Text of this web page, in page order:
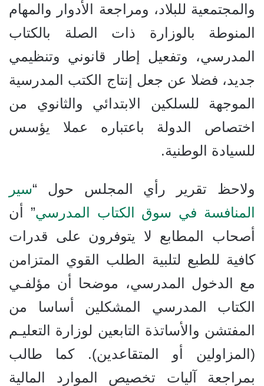
والمجتمعية للبلاد، ومراجعة الأدوار والمهام
المنوطة بالوزارة ذات الصلة بالكتاب
المدرسي، وتفعيل إطار قانوني وتنظيمي
جديد، فضلا عن جعل إنتاج الكتب المدرسية
الموجهة للسلكين الابتدائي والثانوي من
اختصاص الدولة باعتباره عملا يؤسس
للسيادة الوطنية.
ولاحظ تقرير رأي المجلس حول “سير
المنافسة في سوق الكتاب المدرسي” أن
أصحاب المطابع لا يتوفرون على قدرات
كافية للطبع لتلبية الطلب القوي المتزامن
مع الدخول المدرسي، موضحا أن مؤلفـي
الكتاب المدرسي المشكلين أساسا من
المفتشن والأساتذة التابعين لوزارة التعليـم
(المزاولين أو المتقاعدين). كما طالب
بمراجعة آليات تخصيص الموارد المالية